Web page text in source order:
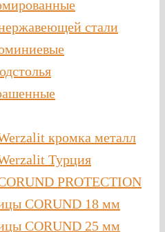
стали
кромка металл
Турция
PROTECTION
CORUND 18 мм
CORUND 25 мм